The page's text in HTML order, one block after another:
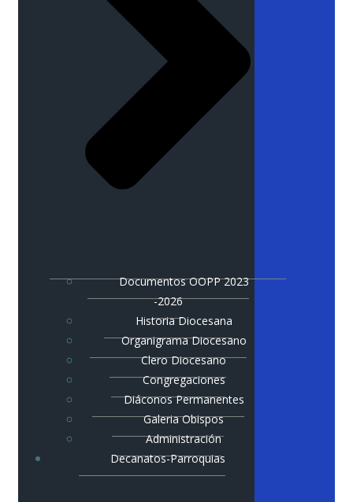
Documentos OOPP 2023
-2026
Historia Diocesana
Organigrama Diocesano
Clero Diocesano
Congregaciones
Diáconos Permanentes
Galeria Obispos
Administración
Decanatos-Parroquias